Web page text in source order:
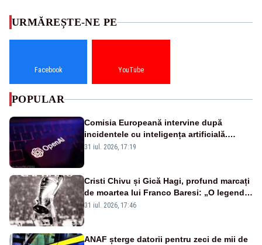
URMĂREȘTE-NE PE
Facebook YouTube
POPULAR
Comisia Europeană intervine după
incidentele cu inteligența artificială.
OpenAI și Anthropic, vizate
31 iul. 2026, 17:19
Cristi Chivu și Gică Hagi, profund marcați
de moartea lui Franco Baresi: „O legendă
a fotbalului mondial”
31 iul. 2026, 17:46
ANAF șterge datorii pentru zeci de mii de